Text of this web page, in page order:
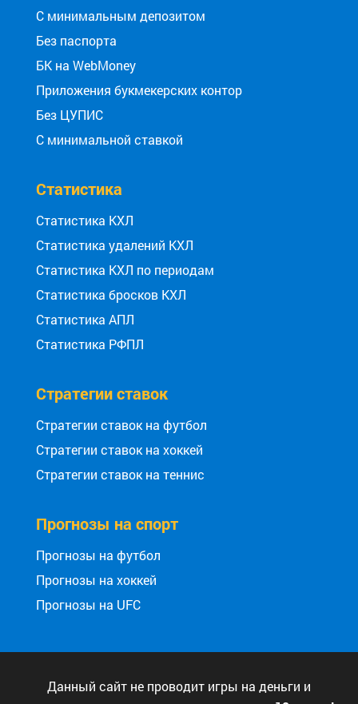
С минимальным депозитом
Без паспорта
БК на WebMoney
Приложения букмекерских контор
Без ЦУПИС
С минимальной ставкой
Статистика
Статистика КХЛ
Статистика удалений КХЛ
Статистика КХЛ по периодам
Статистика бросков КХЛ
Статистика АПЛ
Статистика РФПЛ
Стратегии ставок
Стратегии ставок на футбол
Стратегии ставок на хоккей
Стратегии ставок на теннис
Прогнозы на спорт
Прогнозы на футбол
Прогнозы на хоккей
Прогнозы на UFC
Данный сайт не проводит игры на деньги и